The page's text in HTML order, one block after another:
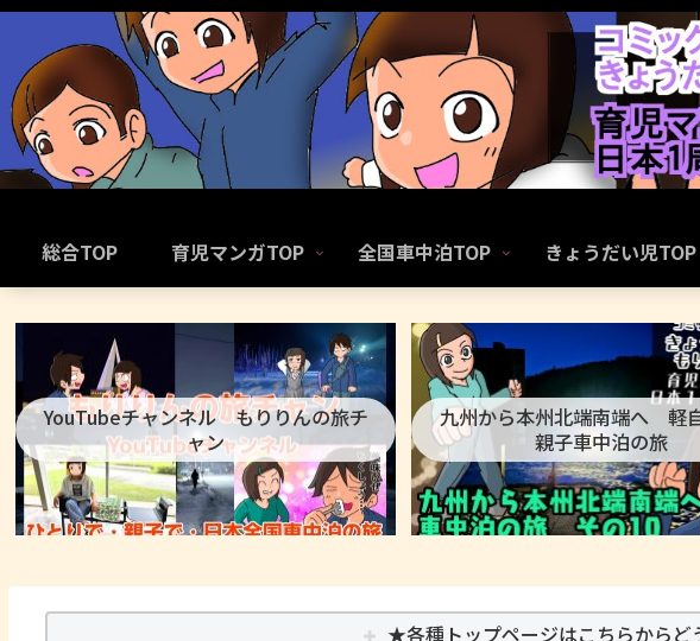
総合TOP 育児マンガTOP 全国車中泊TOP きょうだい児TOP
YouTubeチャンネル もりりんの旅チ
ャン
九州から本州北端南端へ 軽
親子車中泊の旅
★各種トップページはこちらからど